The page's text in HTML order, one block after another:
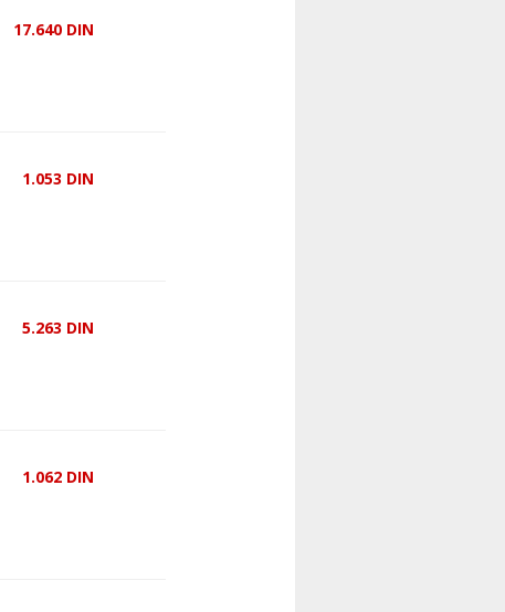
17.640 DIN
1.053 DIN
5.263 DIN
1.062 DIN